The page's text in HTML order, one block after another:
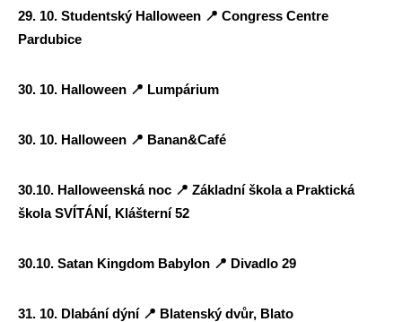
29. 10. Studentský Halloween 📍 Congress Centre
Pardubice
30. 10. Halloween 📍 Lumpárium
30. 10. Halloween 📍 Banan&Café
30.10. Halloweenská noc 📍 Základní škola a Praktická
škola SVÍTÁNÍ, Klášterní 52
30.10. Satan Kingdom Babylon 📍 Divadlo 29
31. 10. Dlabání dýní 📍 Blatenský dvůr, Blato